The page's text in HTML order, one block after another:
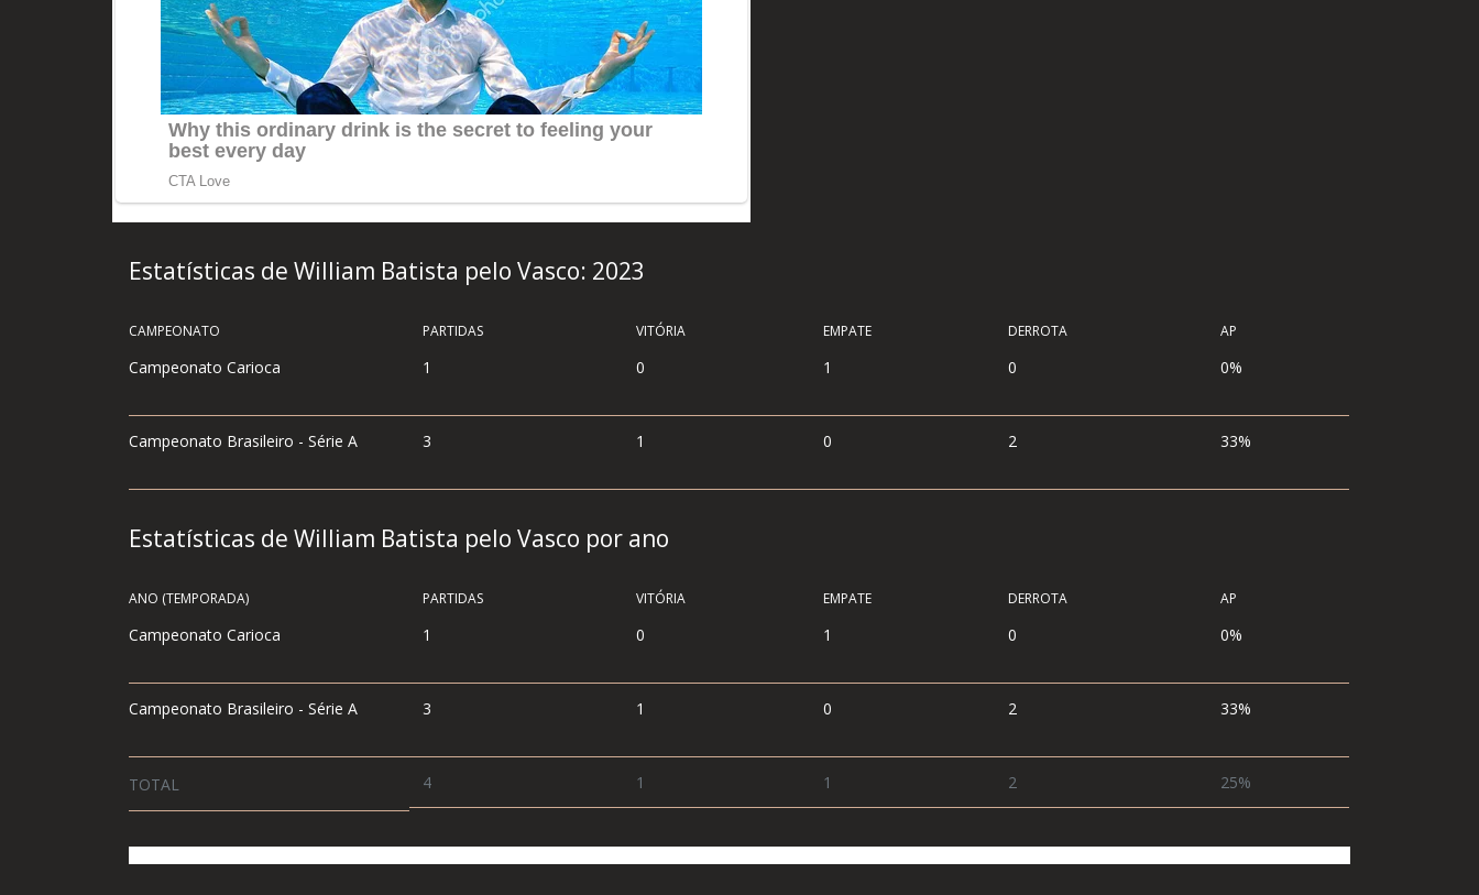
Estatísticas de William Batista pelo Vasco: 2023
CAMPEONATO
Campeonato Carioca
Campeonato Brasileiro - Série A
PARTIDAS VITÓRIA EMPATE DERROTA AP
1 0 1 0 0%
3 1 0 2 33%
Estatísticas de William Batista pelo Vasco por ano
ANO (TEMPORADA)
Campeonato Carioca
Campeonato Brasileiro - Série A
TOTAL
PARTIDAS VITÓRIA EMPATE DERROTA AP
1 0 1 0 0%
3 1 0 2 33%
4 1 1 2 25%